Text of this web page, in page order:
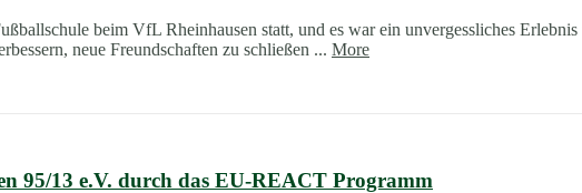
beim VfL Rheinhausen statt, und es war ein unvergessliches
neue Freundschaften zu schließen ... More
95/13 e.V. durch das EU-REACT Programm